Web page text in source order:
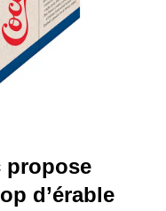
propose
d’érable